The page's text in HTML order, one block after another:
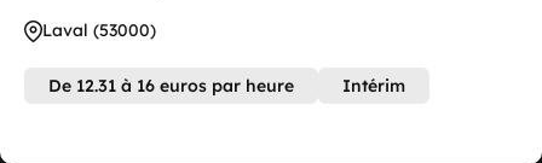
Laval (53000)
De 12.31 à 16 euros par heure Intérim